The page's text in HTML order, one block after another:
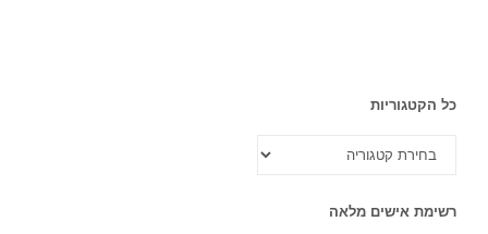
כל הקטגוריות
הקטגוריות
רשימת אישים מלאה